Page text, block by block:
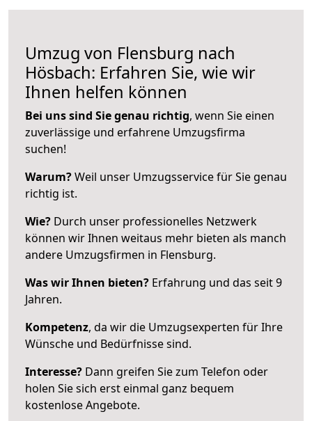
Umzug von Flensburg nach
Hösbach: Erfahren Sie, wie wir
Ihnen helfen können
Bei uns sind Sie genau richtig, wenn Sie einen
zuverlässige und erfahrene Umzugsfirma
suchen!
Warum?Weil unser Umzugsservice für Sie genau
richtig ist.
Wie? Durch unser professionelles Netzwerk
können wir Ihnen weitaus mehr bieten als manch
andere Umzugsfirmen in Flensburg.
Was wir Ihnen bieten? Erfahrung und das seit 9
Jahren.
Kompetenz, da wir die Umzugsexperten für Ihre
Wünsche und Bedürfnisse sind.
Interesse? Dann greifen Sie zum Telefon oder
holen Sie sich erst einmal ganz bequem
kostenlose Angebote.